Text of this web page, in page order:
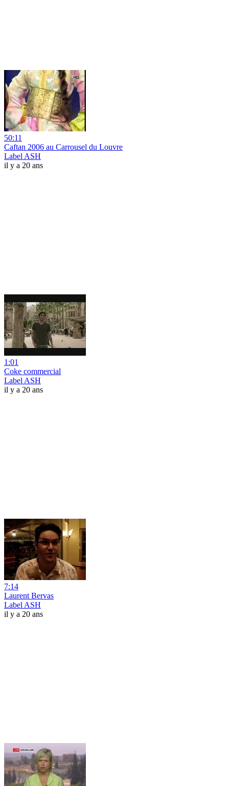
50:11
Caftan 2006 au Carrousel du Louvre
Label ASH
il y a 20 ans
1:01
Coke commercial
Label ASH
il y a 20 ans
7:14
Laurent Bervas
Label ASH
il y a 20 ans